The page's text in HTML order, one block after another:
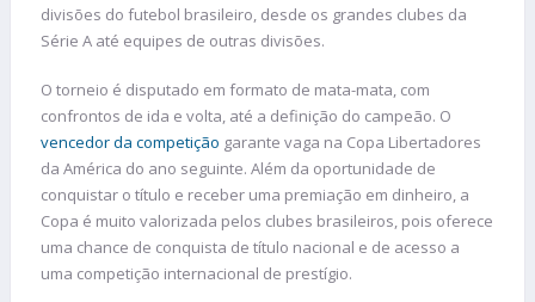
divisões do futebol brasileiro, desde os grandes clubes da
Série A até equipes de outras divisões.
O torneio é disputado em formato de mata-mata, com
confrontos de ida e volta, até a definição do campeão. O
vencedor da competição garante vaga na Copa Libertadores
da América do ano seguinte. Além da oportunidade de
conquistar o título e receber uma premiação em dinheiro, a
Copa é muito valorizada pelos clubes brasileiros, pois oferece
uma chance de conquista de título nacional e de acesso a
uma competição internacional de prestígio.